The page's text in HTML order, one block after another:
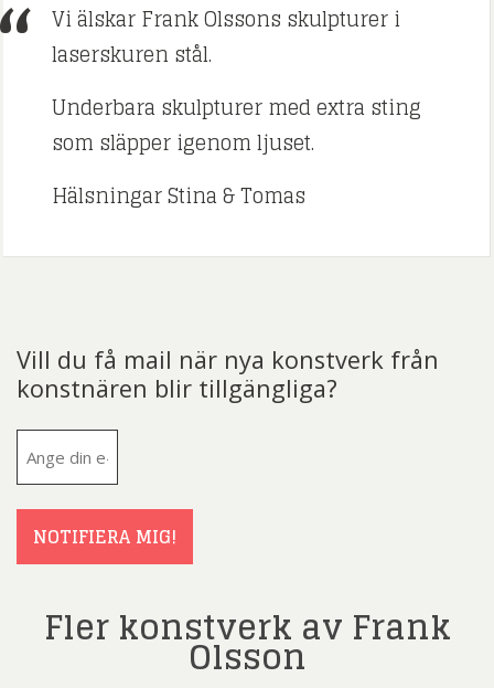
Vi älskar Frank Olssons skulpturer i
laserskuren stål.
Underbara skulpturer med extra sting
som släpper igenom ljuset.
Hälsningar Stina & Tomas
Vill du få mail när nya konstverk från
konstnären blir tillgängliga?
NOTIFIERA MIG!
Fler konstverk av Frank
Olsson